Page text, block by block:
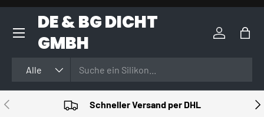
DIREKT ZUM INHALT
DE & BG DICHT
GMBH
Alle
Einloggen
VORHERIGE Schneller Versand per DHL